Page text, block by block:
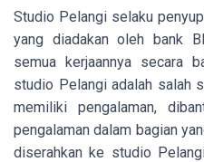
Studio Pelangi selaku
yang diadakan oleh bank
semua kerjaannya secara
studio Pelangi adalah salah
memiliki pengalaman,
pengalaman dalam bagian
diserahkan ke studio